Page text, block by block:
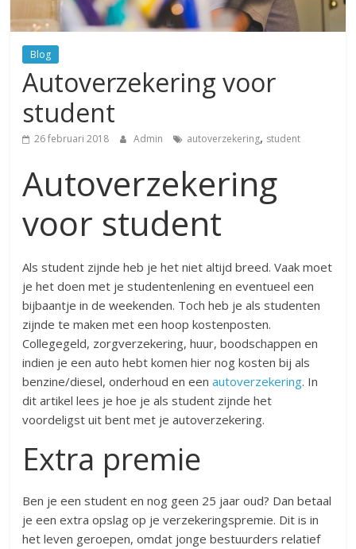
Blog
Autoverzekering voor
student
26 februari 2018 Admin autoverzekering, student
Autoverzekering
voor student
Als student zijnde heb je het niet altijd breed. Vaak moet
je het doen met je studentenlening en eventueel een
bijbaantje in de weekenden. Toch heb je als studenten
zijnde te maken met een hoop kostenposten.
Collegegeld, zorgverzekering, huur, boodschappen en
indien je een auto hebt komen hier nog kosten bij als
benzine/diesel, onderhoud en eenautoverzekering. In
dit artikel lees je hoe je als student zijnde het
voordeligst uit bent met je autoverzekering.
Extra premie
Ben je een student en nog geen 25 jaar oud? Dan betaal
je een extra opslag op je verzekeringspremie. Dit is in
het leven geroepen, omdat jonge bestuurders relatief